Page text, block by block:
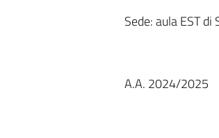
Sede: aula EST
A.A. 2024/2025